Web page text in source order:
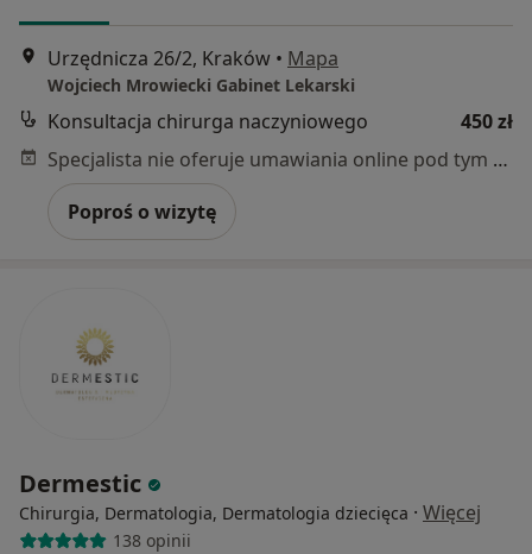
Urzędnicza 26/2, Kraków • Mapa
Wojciech Mrowiecki Gabinet Lekarski
Konsultacja chirurga naczyniowego
450 zł
Specjalista nie oferuje umawiania online pod tym adresem.
Poproś o wizytę
Dermestic
Chirurgia, Dermatologia, Dermatologia dziecięca · Więcej
138 opinii